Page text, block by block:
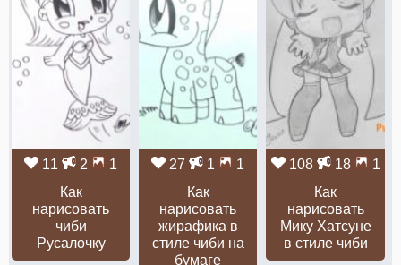
11 2
1
Как
нарисовать
чиби
Русалочку
27 1
1
Как
нарисовать
жирафика в
стиле чиби на
бумаге
108 18
1
Как
нарисовать
Мику Хатсуне
в стиле чиби